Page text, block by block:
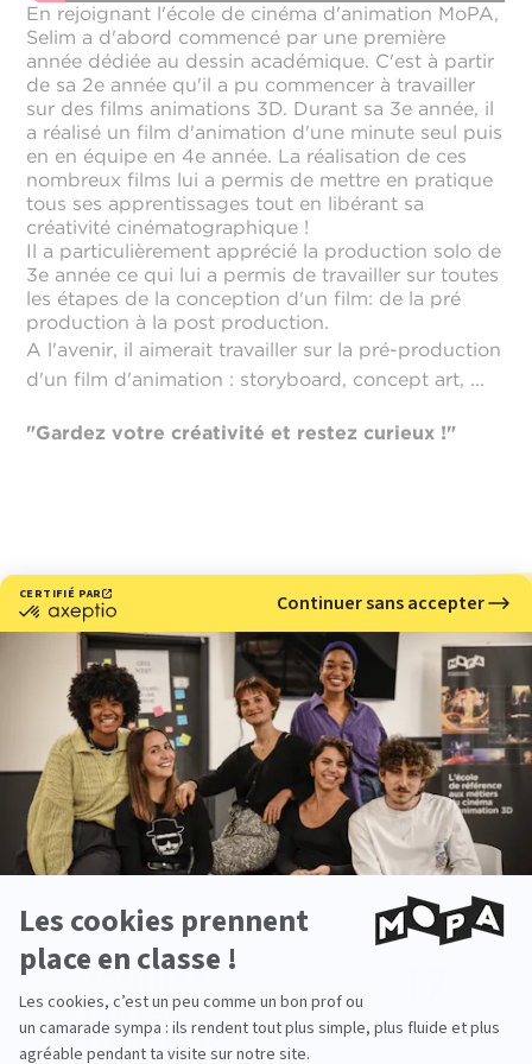
En rejoignant l'école de cinéma d'animation MoPA,
Selim a d'abord commencé par une première
année dédiée au dessin académique. C'est à partir
de sa 2e année qu'il a pu commencer à travailler
sur des films animations 3D. Durant sa 3e année, il
a réalisé un film d'animation d'une minute seul puis
en en équipe en 4e année. La réalisation de ces
nombreux films lui a permis de mettre en pratique
tous ses apprentissages tout en libérant sa
créativité cinématographique !
Il a particulièrement apprécié la production solo de
3e année ce qui lui a permis de travailler sur toutes
les étapes de la conception d'un film: de la pré
production à la post production.
A l'avenir, il aimerait travailler sur la pré-production
d'un film d'animation : storyboard, concept art, ...
"Gardez votre créativité et restez curieux !"
Nous rencontrer
Vous souhaitez en savoir plus sur notre école de
cinéma d'animation 3D et stop motion ?
Venez nous rencontrer lors de nos prochains
événements.
Journée
Portes
Ouvertes
oct.